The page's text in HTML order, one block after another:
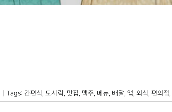
Tags: 간편식 도시락 맛집 맥주 메뉴 배달 앱 외식 편의점